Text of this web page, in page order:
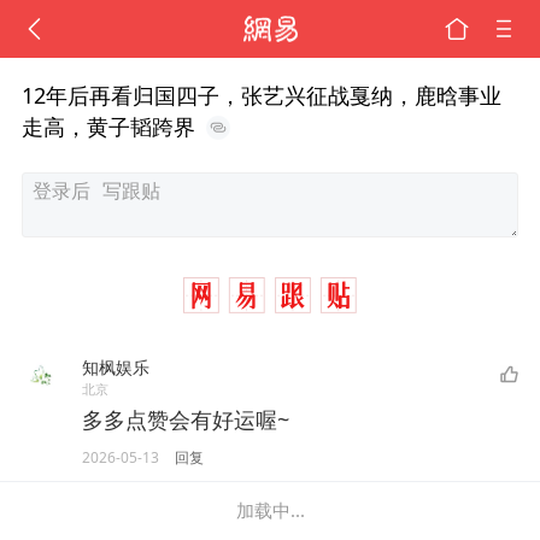
12年后再看归国四子，张艺兴征战戛纳，鹿晗事业
走高，黄子韬跨界
知枫娱乐
北京
多多点赞会有好运喔~
2026-05-13 回复
加载中...